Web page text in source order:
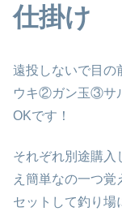
仕掛け
遠投しないで目の
ウキ②ガン玉③サ
OKです！
それぞれ別途購入
え簡単なの一つ
セットして釣り場